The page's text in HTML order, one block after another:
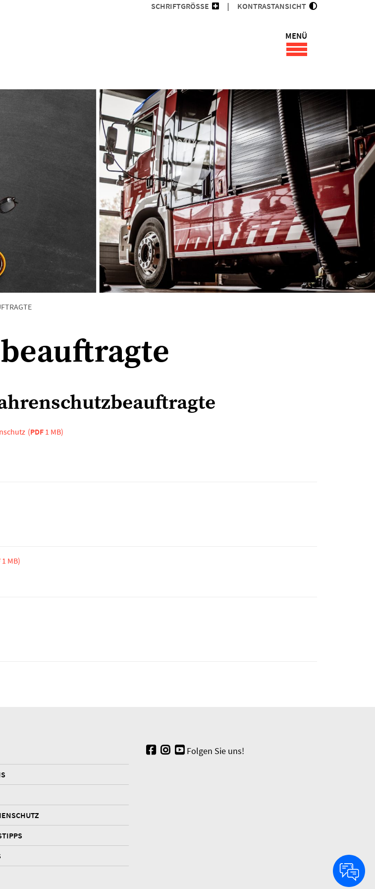
SCHRIFTGRÖSSE KONTRASTANSICHT
MENÜ
(PDF 1 MB)
1 MB)
Folgen Sie uns!